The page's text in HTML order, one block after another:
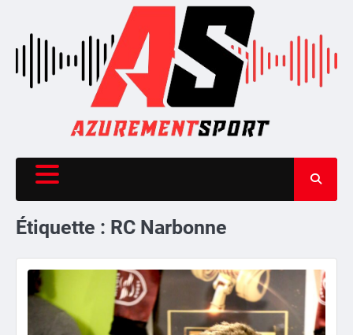
content
Étiquette : RC Narbonne